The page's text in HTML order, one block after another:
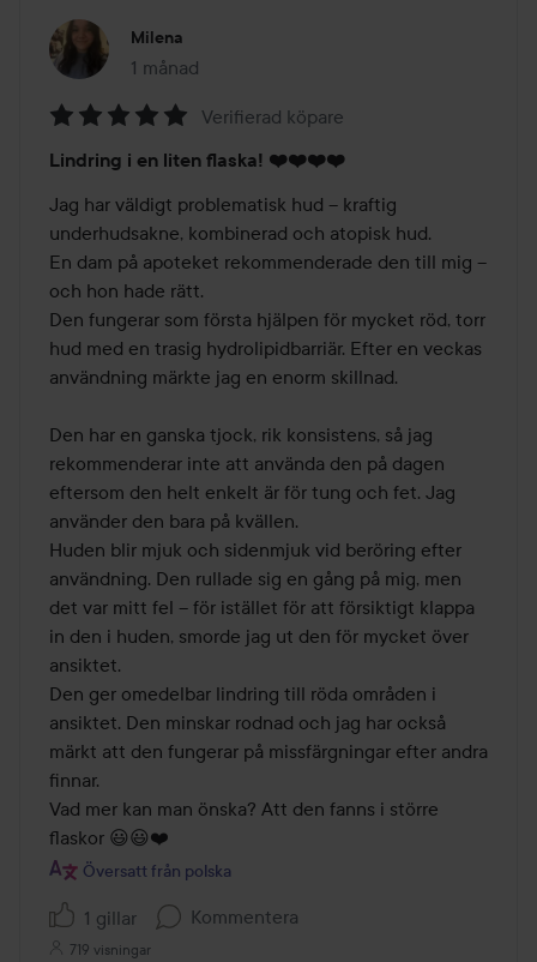
Milena
1 månad
Inlägget skapades 1 månad
5
av
5
Verifierad köpare
Lindring i en liten flaska! ❤️❤️❤️❤️
Jag har väldigt problematisk hud – kraftig
underhudsakne, kombinerad och atopisk hud.
En dam på apoteket rekommenderade den till mig –
och hon hade rätt.
Den fungerar som första hjälpen för mycket röd, torr
hud med en trasig hydrolipidbarriär. Efter en veckas
användning märkte jag en enorm skillnad.
Den har en ganska tjock, rik konsistens, så jag
rekommenderar inte att använda den på dagen
eftersom den helt enkelt är för tung och fet. Jag
använder den bara på kvällen.
Huden blir mjuk och sidenmjuk vid beröring efter
användning. Den rullade sig en gång på mig, men
det var mitt fel – för istället för att försiktigt klappa
in den i huden, smorde jag ut den för mycket över
ansiktet.
Den ger omedelbar lindring till röda områden i
ansiktet. Den minskar rodnad och jag har också
märkt att den fungerar på missfärgningar efter andra
finnar.
Vad mer kan man önska? Att den fanns i större
flaskor 😃😃❤️
Översatt från polska
1 gillar Kommentera
719 visningar